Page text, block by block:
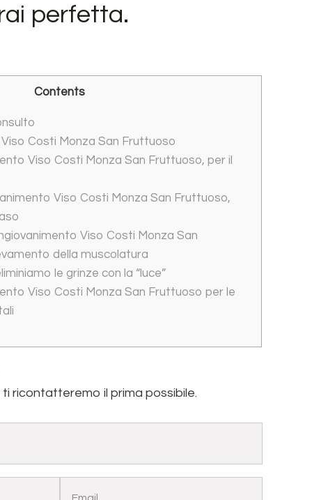
perfetta.
Contents
Costi Monza San Fruttuoso
Viso Costi Monza San Fruttuoso, per il
Viso Costi Monza San Fruttuoso,
Viso Costi Monza San
della muscolatura
le grinze con la “luce”
Viso Costi Monza San Fruttuoso per le
ti ricontatteremo il prima possibile.